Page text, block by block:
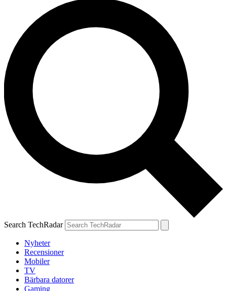
Search TechRadar
Nyheter
Recensioner
Mobiler
TV
Bärbara datorer
Gaming